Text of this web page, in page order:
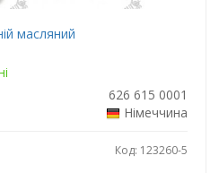
масляний
626 615 0001
Німеччина
Код: 123260-5